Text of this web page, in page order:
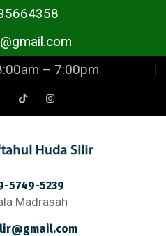
– 7:00pm
5749-5239
Madrasah